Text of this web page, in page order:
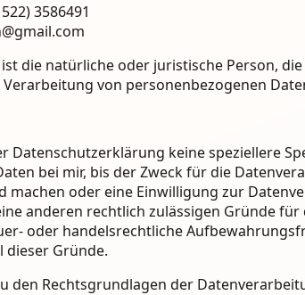
3586491
die natürliche oder juristische Person,
von personenbezogenen
Datenschutzerklärung keine speziellere
bei mir, bis der Zweck für die
machen oder eine Einwilligung zur
anderen rechtlich zulässigen Gründe
oder handelsrechtliche
dieser Gründe.
den Rechtsgrundlagen der